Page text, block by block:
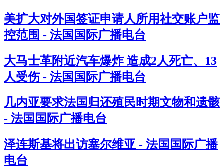
美扩大对外国签证申请人所用社交账户监
控范围 - 法国国际广播电台
大马士革附近汽车爆炸 造成2人死亡、13
人受伤 - 法国国际广播电台
几内亚要求法国归还殖民时期文物和遗骸
- 法国国际广播电台
泽连斯基将出访塞尔维亚 - 法国国际广播
电台